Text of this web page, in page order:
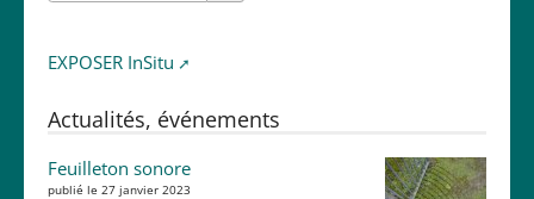
EXPOSER InSitu
Actualités, événements
Feuilleton sonore
publié le 27 janvier 2023